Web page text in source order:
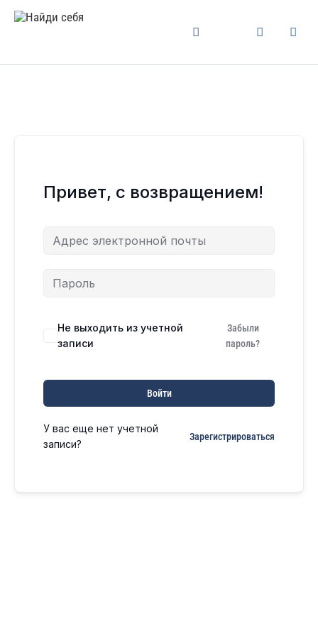
Привет, с возвращением!
Не выходить из учетной
записи
Забыли
пароль?
Войти
У вас еще нет учетной
записи?
Зарегистрироваться